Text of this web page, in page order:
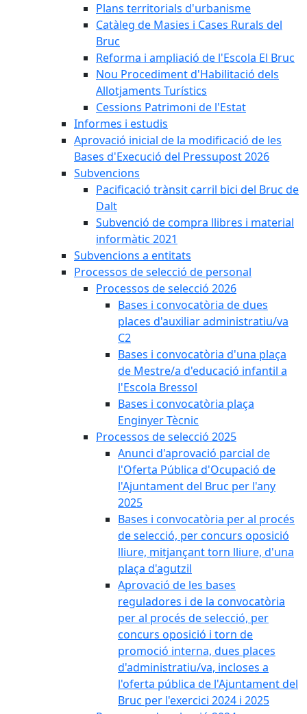
Plans territorials d'urbanisme
Catàleg de Masies i Cases Rurals del
Bruc
Reforma i ampliació de l'Escola El Bruc
Nou Procediment d'Habilitació dels
Allotjaments Turístics
Cessions Patrimoni de l'Estat
Informes i estudis
Aprovació inicial de la modificació de les
Bases d'Execució del Pressupost 2026
Subvencions
Pacificació trànsit carril bici del Bruc de
Dalt
Subvenció de compra llibres i material
informàtic 2021
Subvencions a entitats
Processos de selecció de personal
Processos de selecció 2026
Bases i convocatòria de dues
places d'auxiliar administratiu/va
C2
Bases i convocatòria d'una plaça
de Mestre/a d'educació infantil a
l'Escola Bressol
Bases i convocatòria plaça
Enginyer Tècnic
Processos de selecció 2025
Anunci d'aprovació parcial de
l'Oferta Pública d'Ocupació de
l'Ajuntament del Bruc per l'any
2025
Bases i convocatòria per al procés
de selecció, per concurs oposició
lliure, mitjançant torn lliure, d'una
plaça d'agutzil
Aprovació de les bases
reguladores i de la convocatòria
per al procés de selecció, per
concurs oposició i torn de
promoció interna, dues places
d'administratiu/va, incloses a
l'oferta pública de l'Ajuntament del
Bruc per l'exercici 2024 i 2025